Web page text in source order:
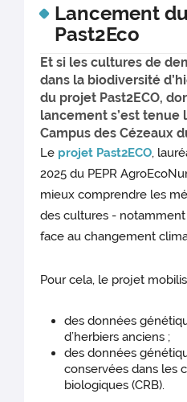
Lancement
Past2Eco
Et si les cultures de
dans la biodiversité
du projet Past2ECO,
lancement s’est tenue
Campus des Cézeaux
Le projet Past2ECO,
2025 du PEPR
mieux comprendre les
des cultures -
face au changement
Pour cela, le projet
des données
d’herbiers anciens ;
des données
conservées dans les
biologiques (CRB).